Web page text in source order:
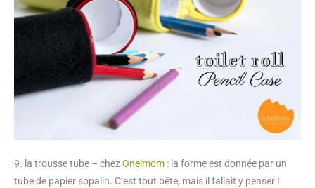
9. la trousse tube – chezOnelmom : la forme est donnée par un
tube de papier sopalin. C’est tout bête, mais il fallait y penser !